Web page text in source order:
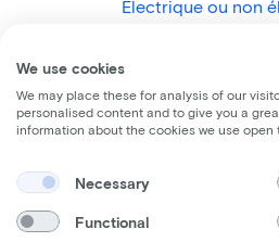
Électrique ou non
We use cookies
We may place these for analysis of our
personalised content and to give you a
information about the cookies we use open
Necessary
Functional